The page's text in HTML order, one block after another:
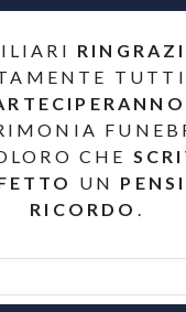
TUTTI
CHE
UN
RICORDO .